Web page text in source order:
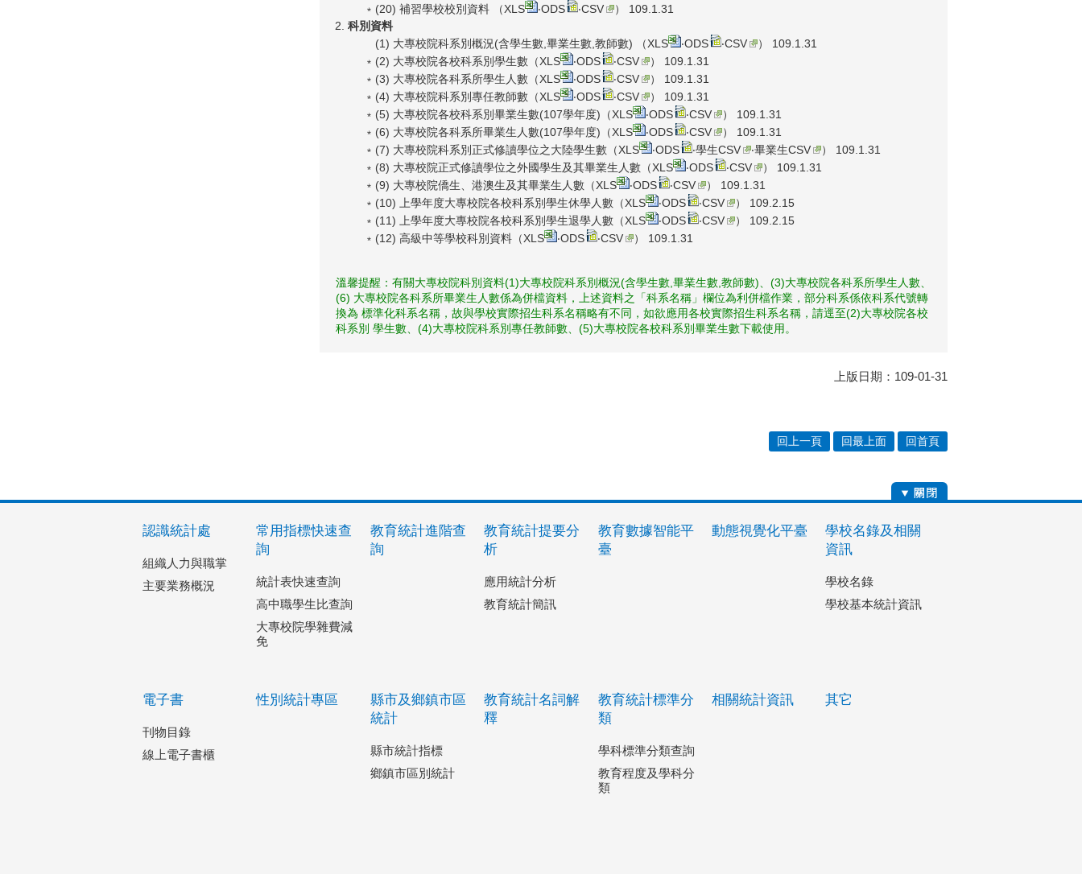
﹡(20) 補習學校校別資料 （XLS ‧ODS ‧CSV
） 109.1.31
科別資料
(1) 大專校院科系別概況(含學生數,畢業生數,教師數) （XLS ‧ODS ‧CSV
） 109.1.31
﹡(2) 大專校院各校科系別學生數（XLS ‧ODS ‧CSV
） 109.1.31
﹡(3) 大專校院各科系所學生人數（XLS ‧ODS ‧CSV
） 109.1.31
﹡(4) 大專校院科系別專任教師數（XLS ‧ODS ‧CSV
） 109.1.31
﹡(5) 大專校院各校科系別畢業生數(107學年度)（XLS ‧ODS ‧CSV
） 109.1.31
﹡(6) 大專校院各科系所畢業生人數(107學年度)（XLS ‧ODS ‧CSV
） 109.1.31
﹡(7) 大專校院科系別正式修讀學位之大陸學生數（XLS ‧ODS ‧學生CSV ‧畢業生CSV
） 109.1.31
﹡(8) 大專校院正式修讀學位之外國學生及其畢業生人數（XLS ‧ODS ‧CSV
） 109.1.31
﹡(9) 大專校院僑生、港澳生及其畢業生人數（XLS ‧ODS ‧CSV
） 109.1.31
﹡(10) 上學年度大專校院各校科系別學生休學人數（XLS ‧ODS ‧CSV
） 109.2.15
﹡(11) 上學年度大專校院各校科系別學生退學人數（XLS ‧ODS ‧CSV
） 109.2.15
﹡(12) 高級中等學校科別資料（XLS ‧ODS ‧CSV ） 109.1.31
溫馨提醒：有關大專校院科別資料(1)大專校院科系別概況(含學生數,畢業生數,教師數)、(3)大專校院各科系所學生人數、
(6) 大專校院各科系所畢業生人數係為併檔資料，上述資料之「科系名稱」欄位為利併檔作業，部分科系係依科系代號轉
換為 標準化科系名稱，故與學校實際招生科系名稱略有不同，如欲應用各校實際招生科系名稱，請逕至(2)大專校院各校
科系別 學生數、(4)大專校院科系別專任教師數、(5)大專校院各校科系別畢業生數下載使用。
上版日期：109-01-31
回上一頁 回最上面 回首頁
認識統計處
組織人力與職掌
主要業務概況
常用指標快速查
詢
統計表快速查詢
高中職學生比查詢
大專校院學雜費減
免
教育統計進階查
詢
教育統計提要分
析
應用統計分析
教育統計簡訊
教育數據智能平
臺
動態視覺化平臺
學校名錄及相關
資訊
學校名錄
學校基本統計資訊
電子書
刊物目錄
線上電子書櫃
性別統計專區
縣市及鄉鎮市區
統計
縣市統計指標
鄉鎮市區別統計
教育統計名詞解
釋
教育統計標準分
類
學科標準分類查詢
教育程度及學科分
類
相關統計資訊 其它